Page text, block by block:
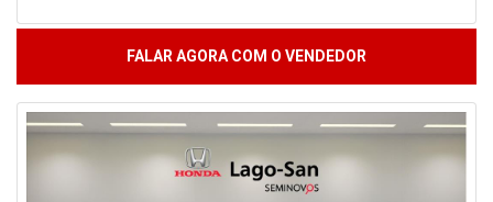
FALAR AGORA COM O VENDEDOR